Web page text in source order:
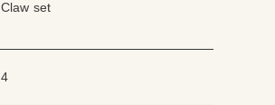
Claw set
4